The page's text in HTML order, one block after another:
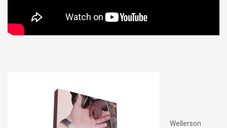
Wellerson